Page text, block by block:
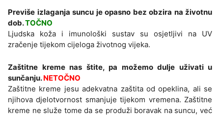
Previše izlaganja suncu je opasno bez obzira na životnu
dob.TOČNO
Ljudska koža i imunološki sustav su osjetljivi na UV
zračenje tijekom cijeloga životnog vijeka.
Zaštitne kreme nas štite, pa možemo dulje uživati u
sunčanju.NETOČNO
Zaštitne kreme jesu adekvatna zaštita od opeklina, ali se
njihova djelotvornost smanjuje tijekom vremena. Zaštitne
kreme ne služe tome da se produži boravak na suncu, već